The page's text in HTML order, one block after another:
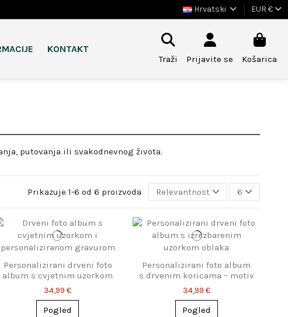
Hrvatski EUR €
KONTAKT
Traži Prijavite se Košarica
putovanja ili svakodnevnog života.
Prikazuje 1-6 od 6 proizvoda Relevantnost 6
Personalizirani drveni foto
album s cvjetnim uzorkom
34,99 €
Pogled
Personalizirani foto album
s drvenim koricama – motiv
oblaka
34,99 €
Pogled